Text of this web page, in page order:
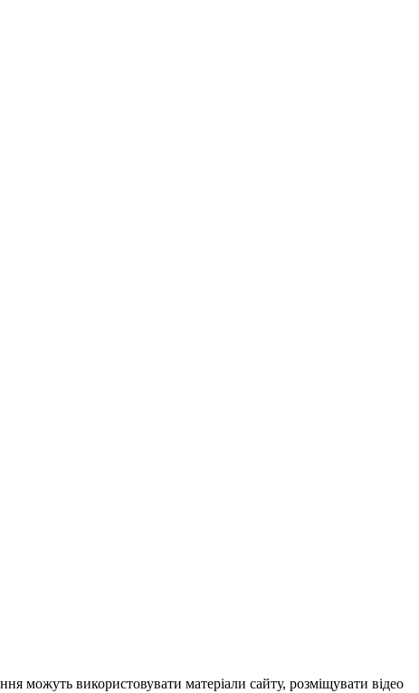
можуть використовувати матеріали сайту, розміщувати відео